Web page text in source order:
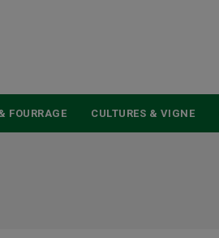
FOURRAGE CULTURES & VIGNE